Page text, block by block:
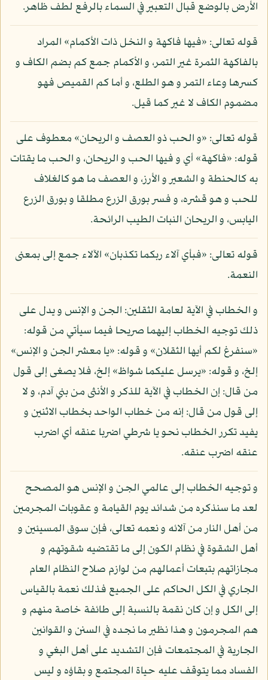
الأرض بالوضع قبال التعبير في السماء بالرفع لطف ظاهر.
قوله تعالى: «فيها فاكهة و النخل ذات الأكمام» المراد
بالفاكهة الثمرة غير التمر، و الأكمام جمع كم بضم الكاف و
كسرها وعاء التمر و هو الطلع، و أما كم القميص فهو
مضموم الكاف لا غير كما قيل.
قوله تعالى: «و الحب ذو العصف و الريحان» معطوف على
قوله: «فاكهة» أي و فيها الحب و الريحان، و الحب ما يقتات
به كالحنطة و الشعير و الأرز، و العصف ما هو كالغلاف
للحب و هو قشره، و فسر بورق الزرع مطلقا و بورق الزرع
اليابس، و الريحان النبات الطيب الرائحة.
قوله تعالى: «فبأي آلاء ربكما تكذبان» الآلاء جمع إلى بمعنى
النعمة.
و الخطاب في الآية لعامة الثقلين: الجن و الإنس و يدل على
ذلك توجيه الخطاب إليهما صريحا فيما سيأتي من قوله:
«سنفرغ لكم أيها الثقلان» و قوله: «يا معشر الجن و الإنس»
إلخ، و قوله: «يرسل عليكما شواظ» إلخ، فلا يصغى إلى قول
من قال: إن الخطاب في الآية للذكر و الأنثى من بني آدم، و لا
إلى قول من قال: إنه من خطاب الواحد بخطاب الاثنين و
يفيد تكرر الخطاب نحو يا شرطي اضربا عنقه أي اضرب
عنقه اضرب عنقه.
و توجيه الخطاب إلى عالمي الجن و الإنس هو المصحح
لعد ما سنذكره من شدائد يوم القيامة و عقوبات المجرمين
من أهل النار من آلائه و نعمه تعالى، فإن سوق المسيئين و
أهل الشقوة في نظام الكون إلى ما تقتضيه شقوتهم و
مجازاتهم بتبعات أعمالهم من لوازم صلاح النظام العام
الجاري في الكل الحاكم على الجميع فذلك نعمة بالقياس
إلى الكل و إن كان نقمة بالنسبة إلى طائفة خاصة منهم و
هم المجرمون و هذا نظير ما نجده في السنن و القوانين
الجارية في المجتمعات فإن التشديد على أهل البغي و
الفساد مما يتوقف عليه حياة المجتمع و بقاؤه و ليس